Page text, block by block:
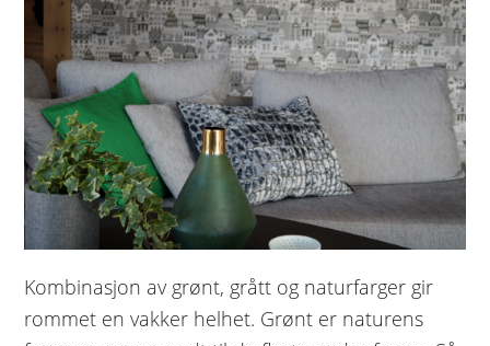
Kombinasjon av grønt, grått og naturfarger gir
rommet en vakker helhet. Grønt er naturens